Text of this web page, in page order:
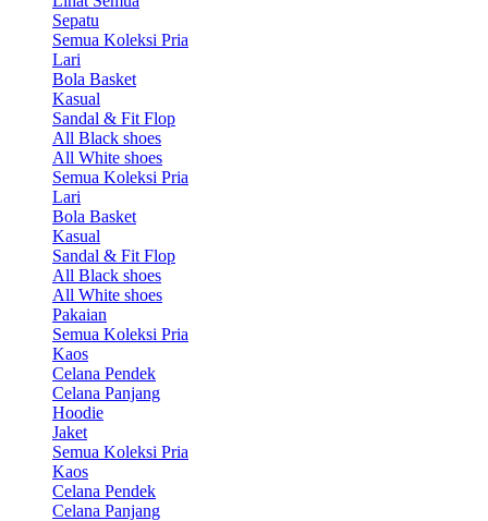
Sepatu
Semua Koleksi Pria
Lari
Bola Basket
Kasual
Sandal & Fit Flop
All Black shoes
All White shoes
Semua Koleksi Pria
Lari
Bola Basket
Kasual
Sandal & Fit Flop
All Black shoes
All White shoes
Pakaian
Semua Koleksi Pria
Kaos
Celana Pendek
Celana Panjang
Hoodie
Jaket
Semua Koleksi Pria
Kaos
Celana Pendek
Celana Panjang